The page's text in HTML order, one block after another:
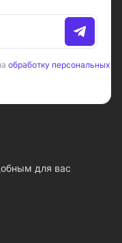
обработку персональных
для вас